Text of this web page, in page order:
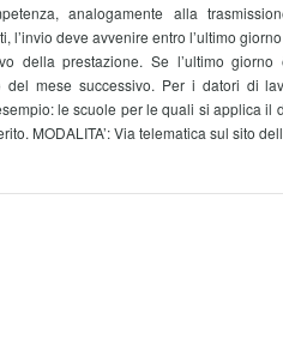
analogamente alla
l’invio deve avvenire entro l’ultimo
della prestazione. Se l’ultimo
del mese successivo. Per i datori di
le scuole per le quali si applica il
MODALITA’: Via telematica sul sito